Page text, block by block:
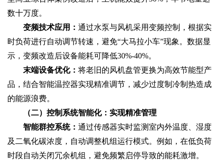
数十万度。
变频技术应用： 通过水泵与风机采用变频控制，根据实
时负荷进行自动调节转速，避免“大马拉小车”现象。数据显
示，变频改造后设备能耗可降低30%-40%。
末端设备优化： 将老旧的风机盘管更换为高效节能型产
品，结合智能温控器实现精准调节，减少过度制冷制热造成
的能源浪费。
（二）控制系统智能化：实现精准管理
智能群控系统： 通过传感器实时监测室内外温度、湿度
及二氧化碳浓度，自动调整机组运行模式。例如，在低负荷
时段自动关闭冗余机组，避免频繁启停导致的能耗激增。